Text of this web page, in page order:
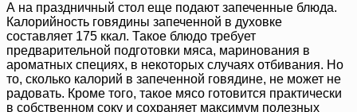
А на праздничный стол еще подают запеченные блюда.
Калорийность говядины запеченной в духовке
составляет 175 ккал. Такое блюдо требует
предварительной подготовки мяса, маринования в
ароматных специях, в некоторых случаях отбивания. Но
то, сколько калорий в запеченной говядине, не может не
радовать. Кроме того, такое мясо готовится практически
в собственном соку и сохраняет максимум полезных